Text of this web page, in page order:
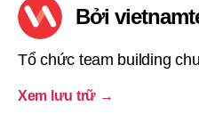
Bởi
Tổ chức team building
Xem lưu trữ →